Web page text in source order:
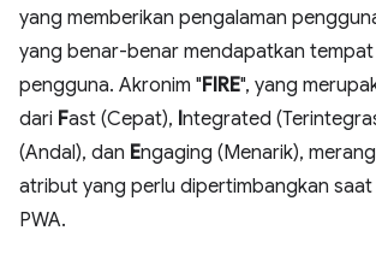
yang memberikan pengalaman
yang benar-benar mendapatkan tempat
pengguna. Akronim "FIRE", yang
dari Fast (Cepat), Integrated
(Andal), dan Engaging (Menarik),
atribut yang perlu dipertimbangkan saat
PWA.